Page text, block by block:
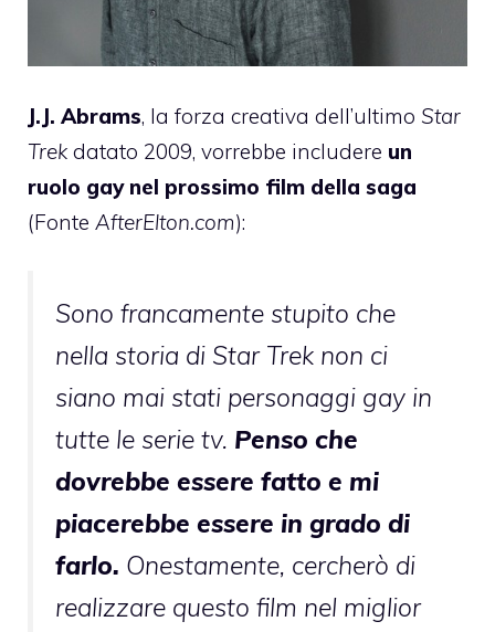
J.J. Abrams, la forza creativa dell’ultimo Star
Trek datato 2009, vorrebbe includere un
ruolo gay nel prossimo film della saga
(Fonte AfterElton.com):
Sono francamente stupito che
nella storia di Star Trek non ci
siano mai stati personaggi gay in
tutte le serie tv. Penso che
dovrebbe essere fatto e mi
piacerebbe essere in grado di
farlo. Onestamente, cercherò di
realizzare questo film nel miglior